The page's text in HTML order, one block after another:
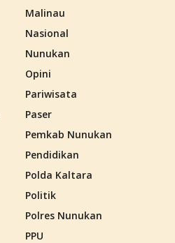
Malinau
Nasional
Nunukan
Opini
Pariwisata
Paser
Pemkab Nunukan
Pendidikan
Polda Kaltara
Politik
Polres Nunukan
PPU